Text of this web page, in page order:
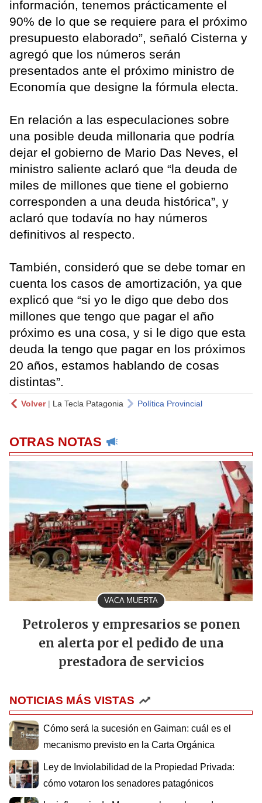
información, tenemos prácticamente el
90% de lo que se requiere para el próximo
presupuesto elaborado”, señaló Cisterna y
agregó que los números serán
presentados ante el próximo ministro de
Economía que designe la fórmula electa.
En relación a las especulaciones sobre
una posible deuda millonaria que podría
dejar el gobierno de Mario Das Neves, el
ministro saliente aclaró que “la deuda de
miles de millones que tiene el gobierno
corresponden a una deuda histórica”, y
aclaró que todavía no hay números
definitivos al respecto.
También, consideró que se debe tomar en
cuenta los casos de amortización, ya que
explicó que “si yo le digo que debo dos
millones que tengo que pagar el año
próximo es una cosa, y si le digo que esta
deuda la tengo que pagar en los próximos
20 años, estamos hablando de cosas
distintas”.
Volver| La Tecla Patagonia Política Provincial
OTRAS NOTAS
VACA MUERTA
Petroleros y empresarios se ponen
en alerta por el pedido de una
prestadora de servicios
NOTICIAS MÁS VISTAS
Cómo será la sucesión en Gaiman: cuál es el
mecanismo previsto en la Carta Orgánica
Ley de Inviolabilidad de la Propiedad Privada:
cómo votaron los senadores patagónicos